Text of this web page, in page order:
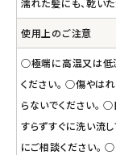
濡れた髪にも、乾い
使用上のご注意
○極端に高温又は低
ください。 ○傷やは
らないでください。
すらずすぐに洗い流
にご相談ください。